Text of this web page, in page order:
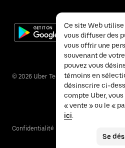
© 2026 Uber Technologies inc.
Confidentialité
Ce site Web
vous diffuser des
vous offrir une
souvenant de
pouvez vous
témoins en
désinscrire ci-
compte Uber,
« vente » ou le «
ici.
Se